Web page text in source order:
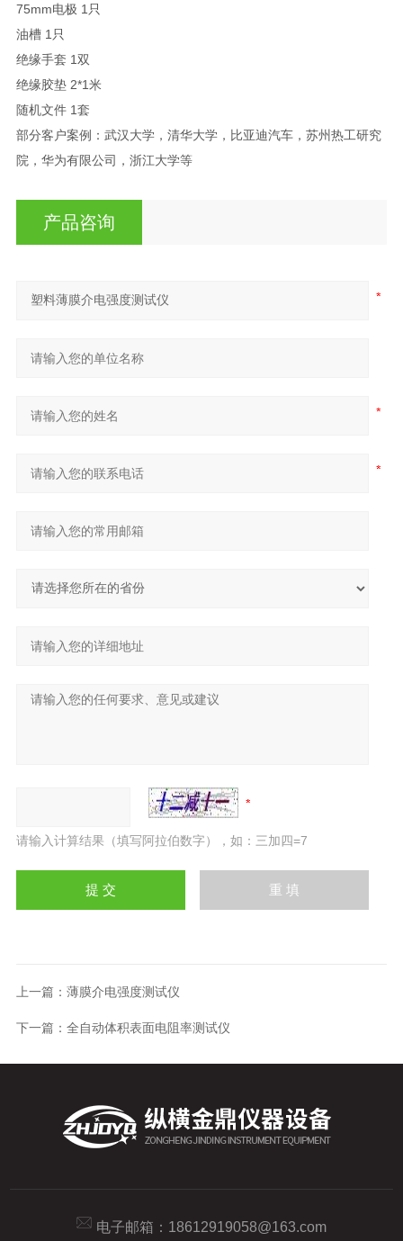
75mm电极 1只
油槽 1只
绝缘手套 1双
绝缘胶垫 2*1米
随机文件 1套
部分客户案例：武汉大学，清华大学，比亚迪汽车，苏州热工研究
院，华为有限公司，浙江大学等
产品咨询
请输入计算结果（填写阿拉伯数字），如：三加四=7
上一篇： 薄膜介电强度测试仪
下一篇： 全自动体积表面电阻率测试仪
电子邮箱： 18612919058@163.com